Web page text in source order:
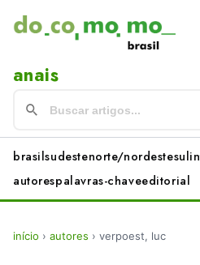
anais
brasilsudestenorte/nordestesul
autorespalavras-chaveeditorial
início › autores › verpoest, luc